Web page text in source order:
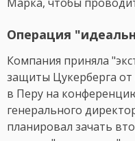
Операция
Компания приняла
защиты Цукерберга от
в Перу на
генерального
планировал зачать